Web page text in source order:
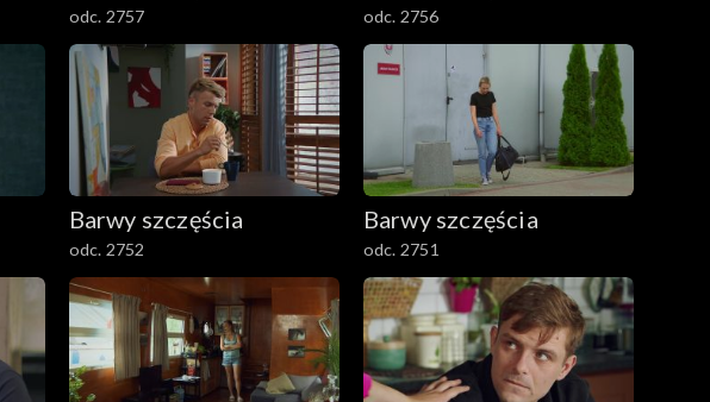
odc. 2757 odc. 2756
Barwy szczęścia
odc. 2752
Barwy szczęścia
odc. 2751